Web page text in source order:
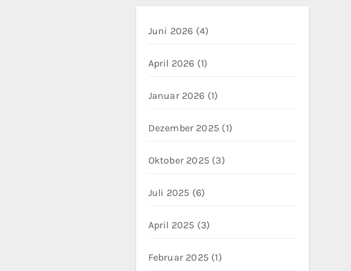
Juni 2026 (4)
April 2026 (1)
Januar 2026 (1)
Dezember 2025 (1)
Oktober 2025 (3)
Juli 2025 (6)
April 2025 (3)
Februar 2025 (1)